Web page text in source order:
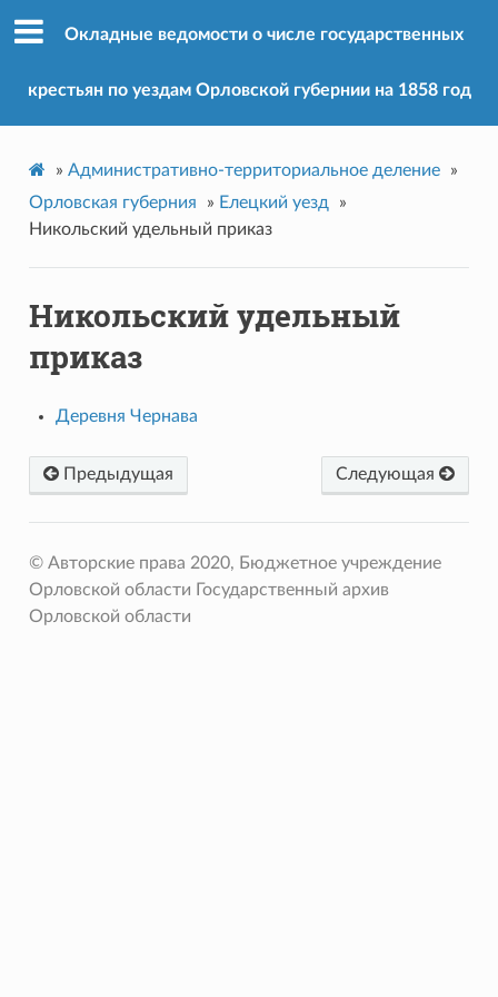
Окладные ведомости о числе государственных
крестьян по уездам Орловской губернии на 1858 год
» Административно-территориальное деление
»
Орловская губерния
» Елецкий уезд
»
Никольский удельный приказ
Никольский удельный
приказ
Деревня Чернава
Следующая
Предыдущая
© Авторские права 2020, Бюджетное учреждение
Орловской области Государственный архив
Орловской области